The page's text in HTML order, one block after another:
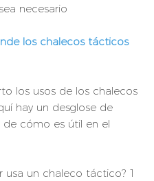
necesario
los chalecos tácticos
los usos de los chalecos
hay un desglose de
de cómo es útil en el